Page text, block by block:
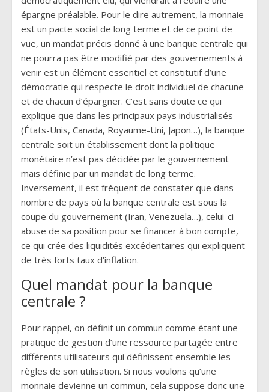
épargne préalable. Pour le dire autrement, la monnaie
est un pacte social de long terme et de ce point de
vue, un mandat précis donné à une banque centrale qui
ne pourra pas être modifié par des gouvernements à
venir est un élément essentiel et constitutif d’une
démocratie qui respecte le droit individuel de chacune
et de chacun d’épargner. C’est sans doute ce qui
explique que dans les principaux pays industrialisés
(États-Unis, Canada, Royaume-Uni, Japon…), la banque
centrale soit un établissement dont la politique
monétaire n’est pas décidée par le gouvernement
mais définie par un mandat de long terme.
Inversement, il est fréquent de constater que dans
nombre de pays où la banque centrale est sous la
coupe du gouvernement (Iran, Venezuela…), celui-ci
abuse de sa position pour se financer à bon compte,
ce qui crée des liquidités excédentaires qui expliquent
de très forts taux d’inflation.
Quel mandat pour la banque
centrale ?
Pour rappel, on définit un commun comme étant une
pratique de gestion d’une ressource partagée entre
différents utilisateurs qui définissent ensemble les
règles de son utilisation. Si nous voulons qu’une
monnaie devienne un commun, cela suppose donc une